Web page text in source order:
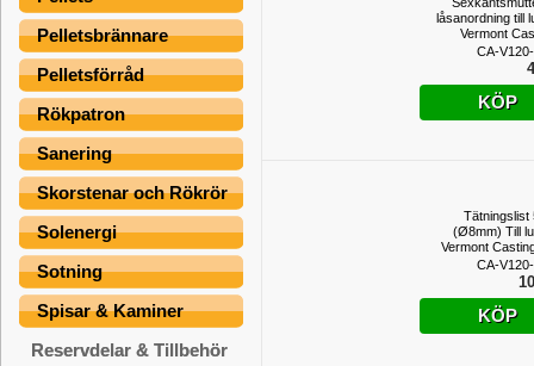
Pelletsbrännare
Pelletsförråd
Rökpatron
Sanering
Skorstenar och Rökrör
Solenergi
Sotning
Spisar & Kaminer
Reservdelar & Tillbehör
låsanordning till
Vermont
CA-
KÖP
Tätningslist
(Ø8mm) Till
Vermont
CA-
KÖP